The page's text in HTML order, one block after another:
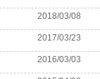
2018/03/08
2017/03/23
2016/03/03